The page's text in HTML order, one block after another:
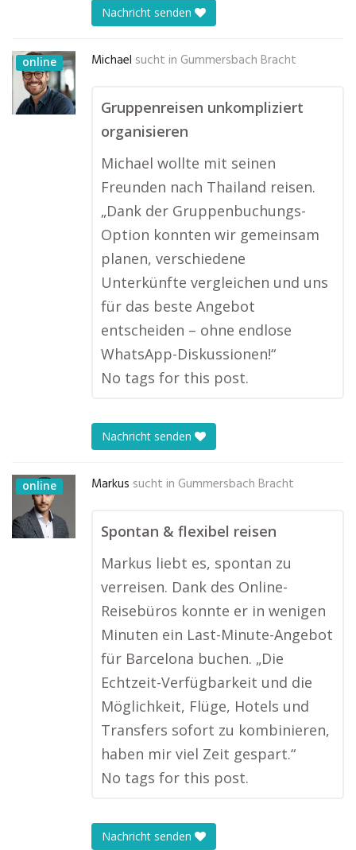
Nachricht senden
online Michael sucht in Gummersbach Bracht
Gruppenreisen unkompliziert
organisieren
Michael wollte mit seinen
Freunden nach Thailand reisen.
„Dank der Gruppenbuchungs-
Option konnten wir gemeinsam
planen, verschiedene
Unterkünfte vergleichen und uns
für das beste Angebot
entscheiden – ohne endlose
WhatsApp-Diskussionen!“
No tags for this post.
Nachricht senden
online Markus sucht in Gummersbach Bracht
Spontan & flexibel reisen
Markus liebt es, spontan zu
verreisen. Dank des Online-
Reisebüros konnte er in wenigen
Minuten ein Last-Minute-Angebot
für Barcelona buchen. „Die
Echtzeit-Verfügbarkeit und die
Möglichkeit, Flüge, Hotels und
Transfers sofort zu kombinieren,
haben mir viel Zeit gespart.“
No tags for this post.
Nachricht senden